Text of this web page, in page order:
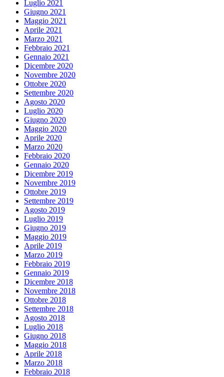
Luglio 2021
Giugno 2021
Maggio 2021
Aprile 2021
Marzo 2021
Febbraio 2021
Gennaio 2021
Dicembre 2020
Novembre 2020
Ottobre 2020
Settembre 2020
Agosto 2020
Luglio 2020
Giugno 2020
Maggio 2020
Aprile 2020
Marzo 2020
Febbraio 2020
Gennaio 2020
Dicembre 2019
Novembre 2019
Ottobre 2019
Settembre 2019
Agosto 2019
Luglio 2019
Giugno 2019
Maggio 2019
Aprile 2019
Marzo 2019
Febbraio 2019
Gennaio 2019
Dicembre 2018
Novembre 2018
Ottobre 2018
Settembre 2018
Agosto 2018
Luglio 2018
Giugno 2018
Maggio 2018
Aprile 2018
Marzo 2018
Febbraio 2018